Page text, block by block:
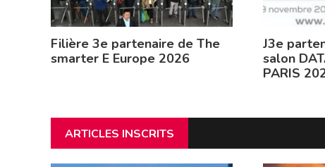
Filière 3e partenaire de The
smarter E Europe 2026
J3e
salon
PARIS
ARTICLES INSCRITS